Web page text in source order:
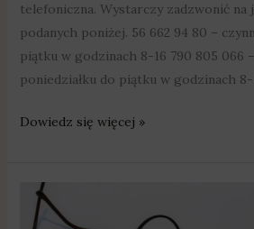
telefoniczna. Wystarczy zadzwonić na
podanych poniżej. 56 662 94 80 –
piątku w godzinach 8-16 790 805 066
poniedziałku do piątku w godzinach 8-
Dowiedz się więcej »
„Profilaktyka
40+”